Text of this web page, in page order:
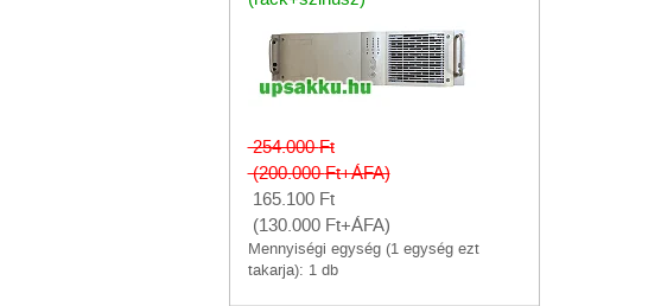
254.000Ft
(200.000Ft+ÁFA)
165.100 Ft
(130.000 Ft+ÁFA)
Mennyiségi egység (1 egység ezt
takarja): 1 db